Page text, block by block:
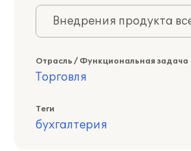
Внедрения продукта
Отрасль / Функциональная задача
Торговля
Теги
бухгалтерия